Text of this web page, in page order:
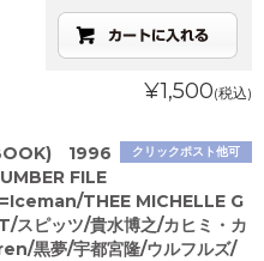
¥1,500(税込)
クリックポスト他可
1996
FILE
=Iceman/THEE MICHELLE G
スピッツ/貴水博之/カヒミ・カ
黒夢/宇都宮隆/ウルフルズ/